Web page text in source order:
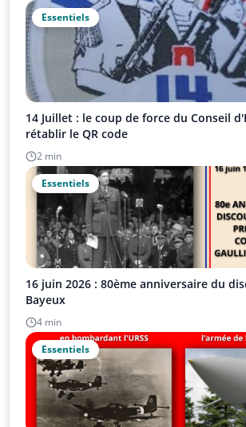
Essentiels
14 Juillet : le coup de force du Conseil
rétablir le QR code
2 min
Essentiels
16 juin 2026 : 80ème anniversaire du
Bayeux
4 min
Essentiels